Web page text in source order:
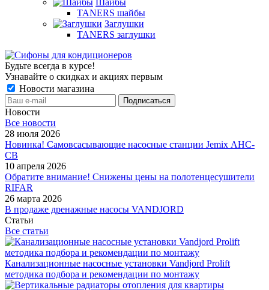
Шайбы
TANERS шайбы
Заглушки
TANERS заглушки
Будьте всегда в курсе!
Узнавайте о скидках и акциях первым
Новости магазина
Новости
Все новости
28 июля 2026
Новинка! Самовсасывающие насосные станции Jemix АНС-
СВ
10 апреля 2026
Обратите внимание! Снижены цены на полотенцесушители
RIFAR
26 марта 2026
В продаже дренажные насосы VANDJORD
Статьи
Все статьи
Канализационные насосные установки Vandjord Prolift
методика подбора и рекомендации по монтажу